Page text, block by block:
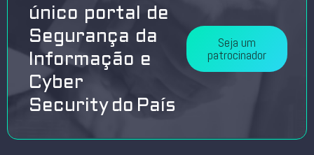
único portal de
Segurança da
Informação e
Cyber
Security do País
Seja um
patrocinador